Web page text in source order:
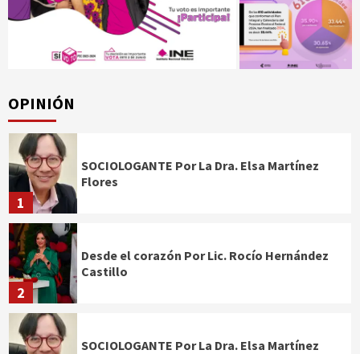
OPINIÓN
1
SOCIOLOGANTE Por La Dra. Elsa Martínez
Flores
2
Desde el corazón Por Lic. Rocío Hernández
Castillo
SOCIOLOGANTE Por La Dra. Elsa Martínez